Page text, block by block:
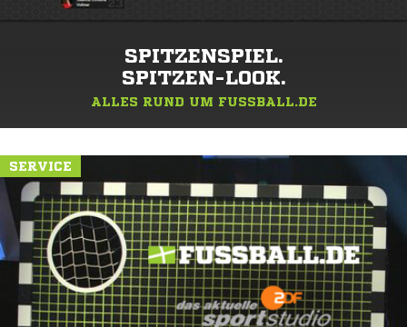
SPITZENSPIEL.
SPITZEN-LOOK.
ALLES RUND UM FUSSBALL.DE
SERVICE